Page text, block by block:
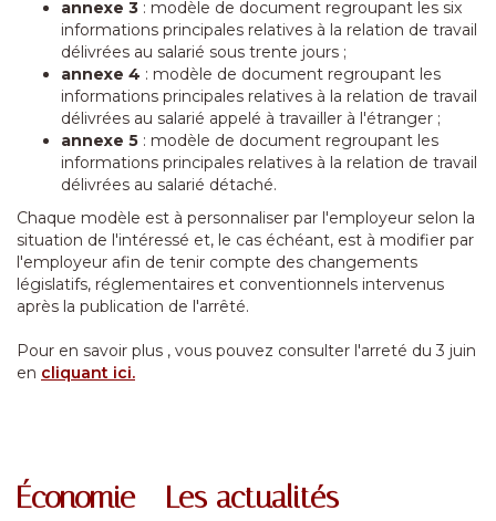
annexe 3 : modèle de document regroupant les six
informations principales relatives à la relation de travail
délivrées au salarié sous trente jours ;
annexe 4 : modèle de document regroupant les
informations principales relatives à la relation de travail
délivrées au salarié appelé à travailler à l'étranger ;
annexe 5 : modèle de document regroupant les
informations principales relatives à la relation de travail
délivrées au salarié détaché.
Chaque modèle est à personnaliser par l'employeur selon la
situation de l'intéressé et, le cas échéant, est à modifier par
l'employeur afin de tenir compte des changements
législatifs, réglementaires et conventionnels intervenus
après la publication de l'arrêté.
Pour en savoir plus , vous pouvez consulter l'arreté du 3 juin
en cliquant ici.
Économie - Les actualités